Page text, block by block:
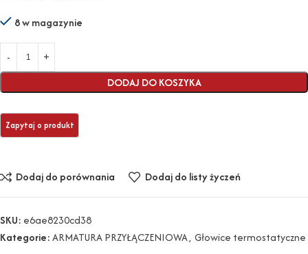
8 w magazynie
DODAJ DO KOSZYKA
Dodaj do porównania Dodaj do listy życzeń
SKU: e6ae8230cd38
Kategorie:ARMATURA PRZYŁĄCZENIOWA, Głowice termostatyczne